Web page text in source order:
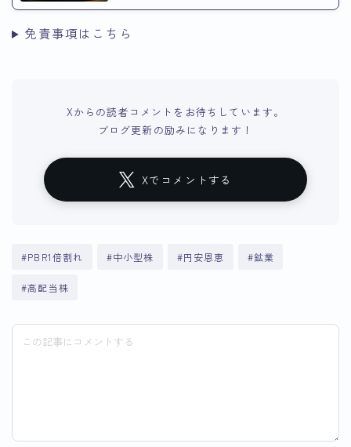
免責事項はこちら
Xからの読者コメントをお待ちしています。
ブログ更新の励みになります！
Xでコメントする
#PBR1倍割れ #中小型株 #円安恩恵 #鉱業
#高配当株